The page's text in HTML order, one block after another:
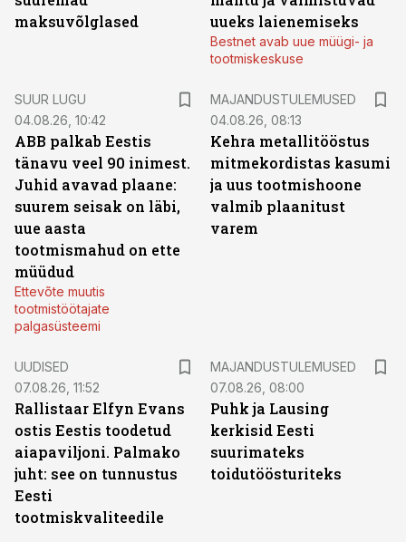
maksuvõlglased
uueks laienemiseks
Bestnet avab uue müügi- ja
tootmiskeskuse
SUUR LUGU
04.08.26, 10:42
ABB palkab Eestis
tänavu veel 90 inimest.
Juhid avavad plaane:
suurem seisak on läbi,
uue aasta
tootmismahud on ette
müüdud
Ettevõte muutis
tootmistöötajate
palgasüsteemi
MAJANDUSTULEMUSED
04.08.26, 08:13
Kehra metallitööstus
mitmekordistas kasumi
ja uus tootmishoone
valmib plaanitust
varem
UUDISED
07.08.26, 11:52
Rallistaar Elfyn Evans
ostis Eestis toodetud
aiapaviljoni. Palmako
juht: see on tunnustus
Eesti
tootmiskvaliteedile
MAJANDUSTULEMUSED
07.08.26, 08:00
Puhk ja Lausing
kerkisid Eesti
suurimateks
toidutöösturiteks